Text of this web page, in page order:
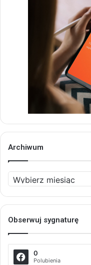
Archiwum
Archiwum
Obserwuj sygnaturę
0
Polubienia